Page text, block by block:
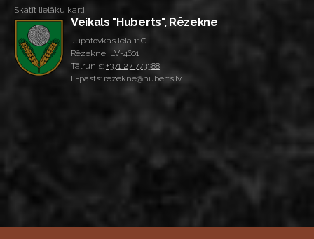
Skatīt lielāku karti
Veikals "Huberts", Rēzekne
Jupatovkas iela 11G
Rēzekne, LV-4601
Tālrunis: +371 27 773388
E-pasts: rezekne@huberts.lv